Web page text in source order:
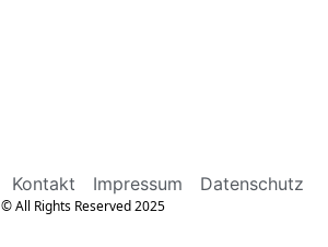
Kontakt Impressum Datenschutz
© All Rights Reserved 2025